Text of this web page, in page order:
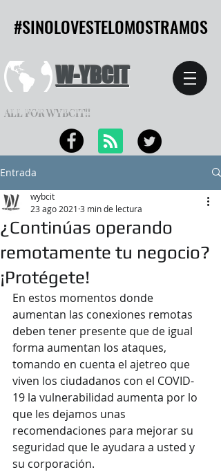
#SINOLOVESTELOMOSTRAMOS
#SINOLOVESTELOMOSTRAMOS
ALL FOR WYBCIT!!
W-YBCIT
Entrada
¿Continúas operando
remotamente tu negocio?
¡Protégete!
wybcit
23 ago 2021 3 min de lectura
En estos momentos donde
aumentan las conexiones remotas
deben tener presente que de igual
forma aumentan los ataques,
tomando en cuenta el ajetreo que
viven los ciudadanos con el COVID-
19 la vulnerabilidad aumenta por lo
que les dejamos unas
recomendaciones para mejorar su
seguridad que le ayudara a usted y
su corporación.